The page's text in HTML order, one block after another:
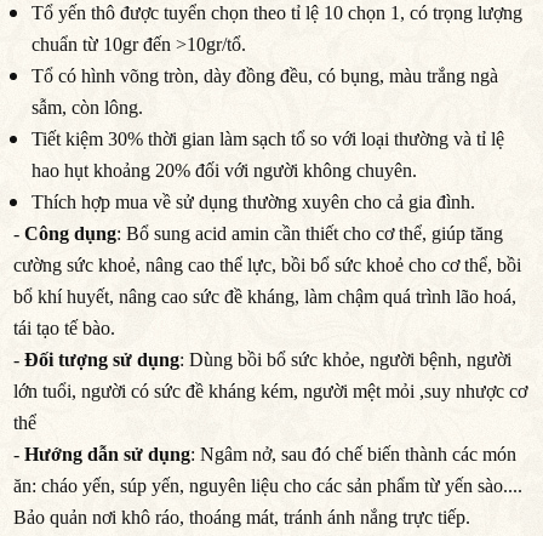
Tổ yến thô được tuyển chọn theo tỉ lệ 10 chọn 1, có trọng lượng
chuẩn từ 10gr đến >10gr/tổ.
Tổ có hình võng tròn, dày đồng đều, có bụng, màu trắng ngà
sẫm, còn lông.
Tiết kiệm 30% thời gian làm sạch tổ so với loại thường và tỉ lệ
hao hụt khoảng 20% đối với người không chuyên.
Thích hợp mua về sử dụng thường xuyên cho cả gia đình.
-Công dụng: Bổ sung acid amin cần thiết cho cơ thể, giúp tăng
cường sức khoẻ, nâng cao thể lực, bồi bổ sức khoẻ cho cơ thể, bồi
bổ khí huyết, nâng cao sức đề kháng, làm chậm quá trình lão hoá,
tái tạo tế bào.
-Đối tượng sử dụng: Dùng bồi bổ sức khỏe, người bệnh, người
lớn tuổi, người có sức đề kháng kém, người mệt mỏi ,suy nhược cơ
thể
-Hướng dẫn sử dụng: Ngâm nở, sau đó chế biến thành các món
ăn: cháo yến, súp yến, nguyên liệu cho các sản phẩm từ yến sào....
Bảo quản nơi khô ráo, thoáng mát, tránh ánh nắng trực tiếp.